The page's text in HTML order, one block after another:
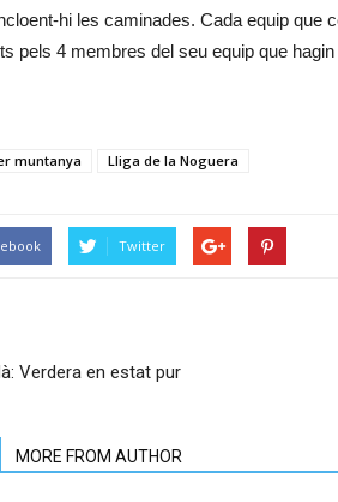
hi les caminades. Cada equip que
pels 4 membres del seu equip que
muntanya Lliga de la Noguera
Twitter
Verdera en estat pur
MORE FROM AUTHOR